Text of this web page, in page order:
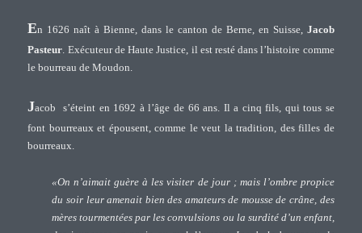
En 1626 naît à Bienne, dans le canton de Berne, en Suisse, Jacob
Pasteur. Exécuteur de Haute Justice, il est resté dans l’histoire comme
le bourreau de Moudon.
Jacob s’éteint en 1692 à l’âge de 66 ans. Il a cinq fils, qui tous se
font bourreaux et épousent, comme le veut la tradition, des filles de
bourreaux.
«On n’aimait guère à les visiter de jour ; mais l’ombre propice
du soir leur amenait bien des amateurs de mousse de crâne, des
mères tourmentées par les convulsions ou la surdité d’un enfant,